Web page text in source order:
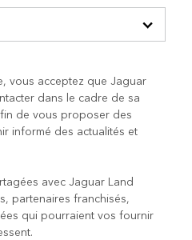
vous acceptez que Jaguar
dans le cadre de sa
de vous proposer des
informé des actualités et
avec Jaguar Land
partenaires franchisés,
qui pourraient vos fournir